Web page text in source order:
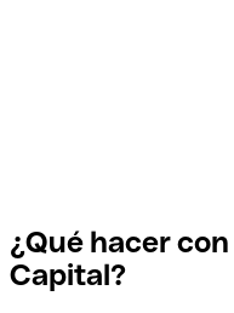
¿Qué hacer
Capital?